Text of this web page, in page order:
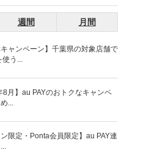
週間 月間
キャンペーン】千葉県の対象店舗で
う...
8月】au PAYのおトクなキャンペ
...
ン限定・Ponta会員限定】au PAY連